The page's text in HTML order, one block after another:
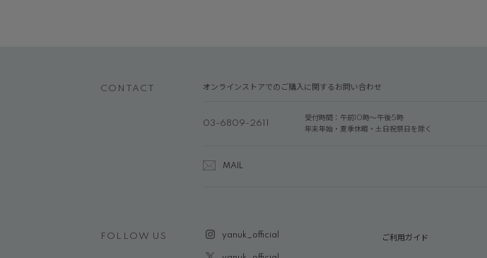
CONTACT オンラインストアでのご購入に関するお問い合わせ
03-6809-2611
受付時間：午前10時～午後5時
年末年始・夏季休暇・土日祝祭日を除く
MAIL
FOLLOW US yanuk_official ご利用ガイド